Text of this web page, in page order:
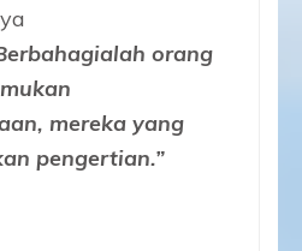
orang
mereka yang
pengertian.”